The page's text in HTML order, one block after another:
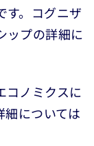
す。コグニザ
ップの詳細に
コノミクスに
細については